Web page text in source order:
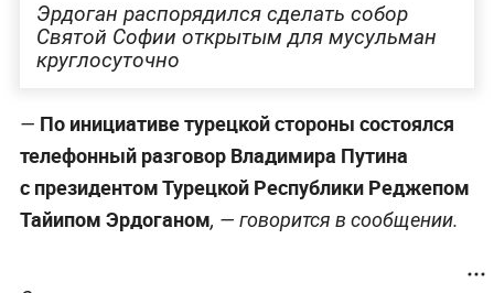
Эрдоган распорядился сделать собор
Святой Софии открытым для мусульман
круглосуточно
— По инициативе турецкой стороны состоялся
телефонный разговор Владимира Путина
с президентом Турецкой Республики Реджепом
Тайипом Эрдоганом, — говорится в сообщении.